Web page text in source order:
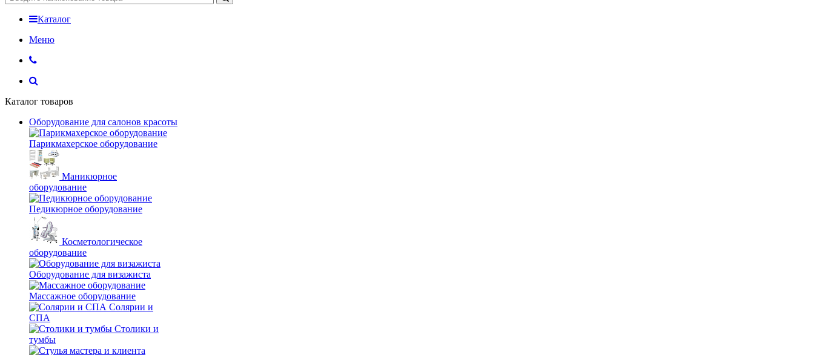
Каталог
Меню
Каталог товаров
Оборудование для салонов красоты
Парикмахерское оборудование
Маникюрное
оборудование
Педикюрное оборудование
Косметологическое
оборудование
Оборудование для визажиста
Массажное оборудование
Солярии и
СПА
Столики и
тумбы